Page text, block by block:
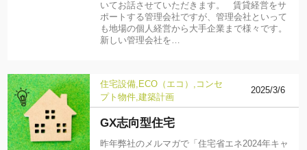
いてお話させていただきます。 賃貸経営をサ
ポートする管理会社ですが、管理会社といって
も地場の個人経営から大手企業まで様々です。
新しい管理会社を…
住宅設備 ECO（エコ）
コンセ
プト物件 建築計画
2025/3/6
GX志向型住宅
昨年弊社のメルマガで「住宅省エネ2024年キャ